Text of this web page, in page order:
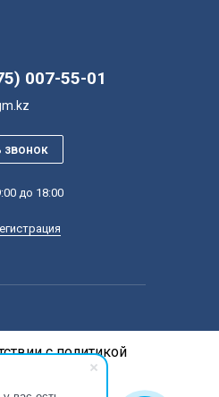
007-55-01
до 18:00
сполитикой